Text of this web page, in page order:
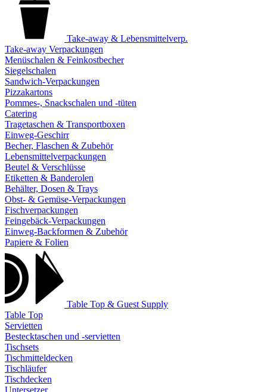
Take-away & Lebensmittelverp.
Take-away Verpackungen
Menüschalen & Feinkostbecher
Siegelschalen
Sandwich-Verpackungen
Pizzakartons
Pommes-, Snackschalen und -tüten
Catering
Tragetaschen & Transportboxen
Einweg-Geschirr
Becher, Flaschen & Zubehör
Lebensmittelverpackungen
Beutel & Verschlüsse
Etiketten & Banderolen
Behälter, Dosen & Trays
Obst- & Gemüse-Verpackungen
Fischverpackungen
Feingebäck-Verpackungen
Einweg-Backformen & Zubehör
Papiere & Folien
Table Top & Guest Supply
Table Top
Servietten
Bestecktaschen und -servietten
Tischsets
Tischmitteldecken
Tischläufer
Tischdecken